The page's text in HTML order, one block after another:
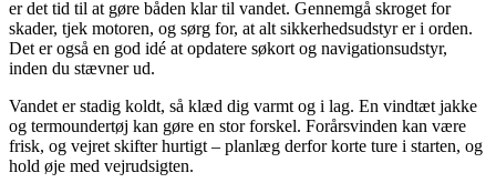
er det tid til at gøre båden klar til vandet. Gennemgå skroget for
skader, tjek motoren, og sørg for, at alt sikkerhedsudstyr er i orden.
Det er også en god idé at opdatere søkort og navigationsudstyr,
inden du stævner ud.
Vandet er stadig koldt, så klæd dig varmt og i lag. En vindtæt jakke
og termoundertøj kan gøre en stor forskel. Forårsvinden kan være
frisk, og vejret skifter hurtigt – planlæg derfor korte ture i starten, og
hold øje med vejrudsigten.